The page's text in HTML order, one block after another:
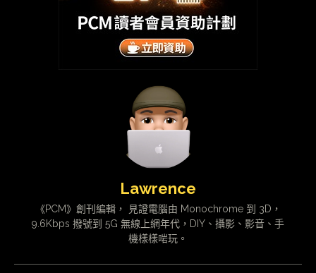
Lawrence
《PCM》創刊編輯， 見證電腦由 Monochrome 到 3D，
9.6Kbps 撥號到 5G 無線上網年代，DIY、攝影、影音、手
機樣樣啱玩。